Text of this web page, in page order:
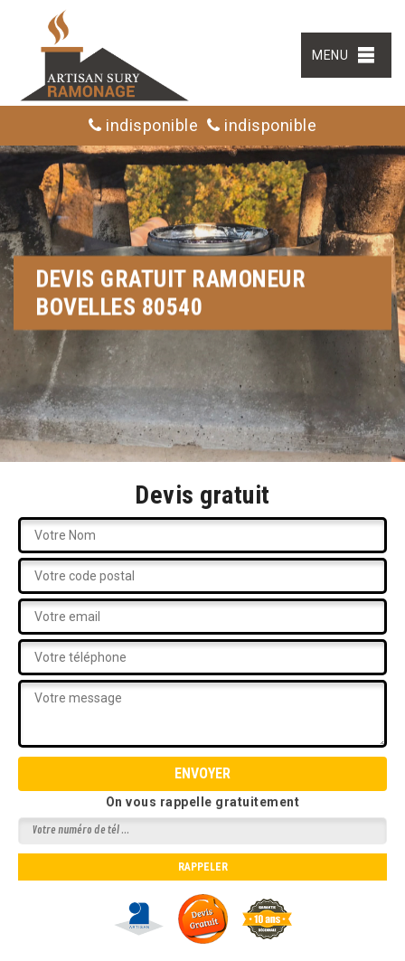
MENU
indisponible indisponible
DEVIS GRATUIT RAMONEUR
BOVELLES 80540
Devis gratuit
On vous rappelle gratuitement